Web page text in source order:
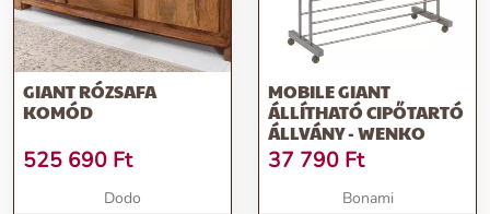
GIANT RÓZSAFA
KOMÓD
525 690 Ft
Dodo
MOBILE GIANT
ÁLLÍTHATÓ CIPŐTARTÓ
ÁLLVÁNY - WENKO
37 790 Ft
Bonami